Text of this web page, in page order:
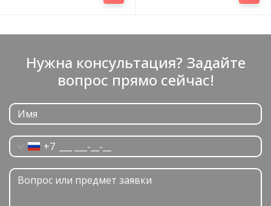
Нужна консультация? Задайте
вопрос прямо сейчас!
+7